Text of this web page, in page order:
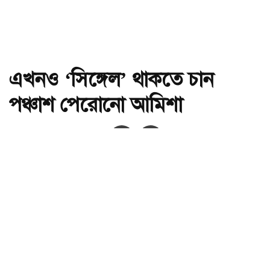
এখনও ‘সিঙ্গেল’ থাকতে চান
পঞ্চাশ পেরোনো আমিশা